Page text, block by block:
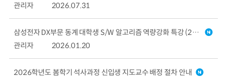
관리자
2026.07.31
삼성전자 DX부문 동계 대학생 S/W 알고리즘 역량강화 특강 (2026.02.02~03.06 온라인 진행) / 신청접수 : ~01.23(금) 15:00
관리자
2026.01.20
2026학년도 봄학기 석사과정 신입생 지도교수 배정 절차 안내